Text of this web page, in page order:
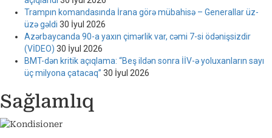
Trampın komandasında İrana görə mübahisə – Generallar üz-
üzə gəldi 30 İyul 2026
Azərbaycanda 90-a yaxın çimərlik var, cəmi 7-si ödənişsizdir
(VİDEO) 30 İyul 2026
BMT-dən kritik açıqlama: “Beş ildən sonra İİV-ə yoluxanların sayı
üç milyona çatacaq” 30 İyul 2026
Sağlamlıq